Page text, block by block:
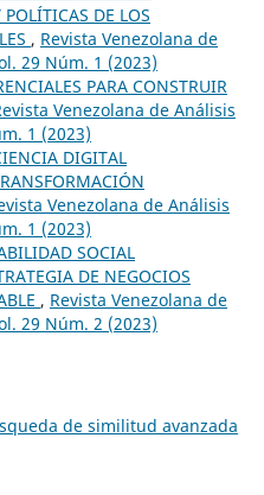
DE LOS
, Revista Venezolana de
29 Núm. 1 (2023)
PARA CONSTRUIR
Venezolana de Análisis
1 (2023)
DIGITAL
Venezolana de Análisis
1 (2023)
SOCIAL
DE NEGOCIOS
, Revista Venezolana de
29 Núm. 2 (2023)
de similitud avanzada